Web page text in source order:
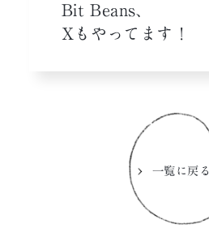
Bit Beans、
Xもやってます！
一覧に戻る